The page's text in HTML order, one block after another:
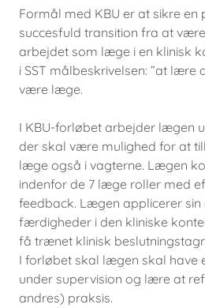
Formål med KBU er at sikre en
succesfuld transition fra at
arbejdet som læge i en klinisk
i SST målbeskrivelsen: ”at
være læge.
I KBU-forløbet arbejder lægen
der skal være mulighed for at
læge også i vagterne. Lægen
indenfor de 7 læge roller med
feedback. Lægen applicerer sin
færdigheder i den kliniske
få trænet klinisk
I forløbet skal lægen skal have
under supervision og lære at
andres) praksis.